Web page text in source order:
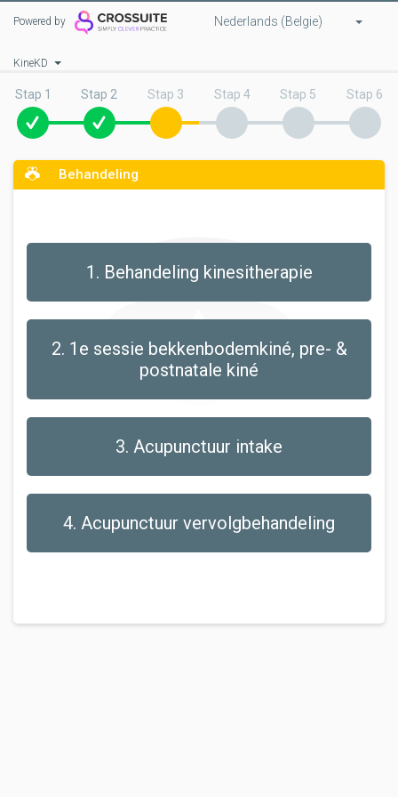
Powered by Nederlands (Belgie)
KineKD
Stap 1 Stap 2 Stap 3 Stap 4 Stap 5 Stap 6
Behandeling
1. Behandeling kinesitherapie
2. 1e sessie bekkenbodemkiné, pre- &
postnatale kiné
3. Acupunctuur intake
4. Acupunctuur vervolgbehandeling